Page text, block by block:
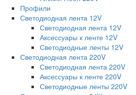
Профили
Светодиодная лента 12V
Светодиодная лента 12V
Аксессуары к ленте 12V
Светодиодные ленты 12V
Светодиодная лента 220V
Светодиодная лента 220V
Аксессуары к ленте 220V
Светодиодные ленты 220V